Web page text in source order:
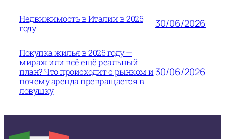
Недвижимость в Италии в 2026
году
30/06/2026
Покупка жилья в 2026 году —
мираж или всё ещё реальный
план? Что происходит с рынком и
почему аренда превращается в
ловушку
30/06/2026